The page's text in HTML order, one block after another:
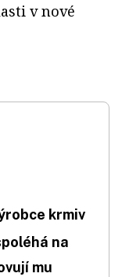
v nové
krmiv
na
mu